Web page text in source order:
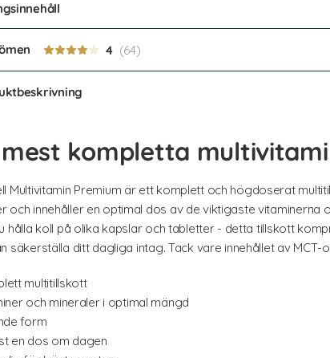
4
kompletta
Multivitamin Premium är ett komplett och högdoserat
och innehåller en optimal dos av de viktigaste vitaminerna
hålla koll på olika kapslar och tabletter - detta tillskott
säkerställa ditt dagliga intag. Tack vare innehållet av
multitillskott
och mineraler i optimal mängd
form
en dos om dagen